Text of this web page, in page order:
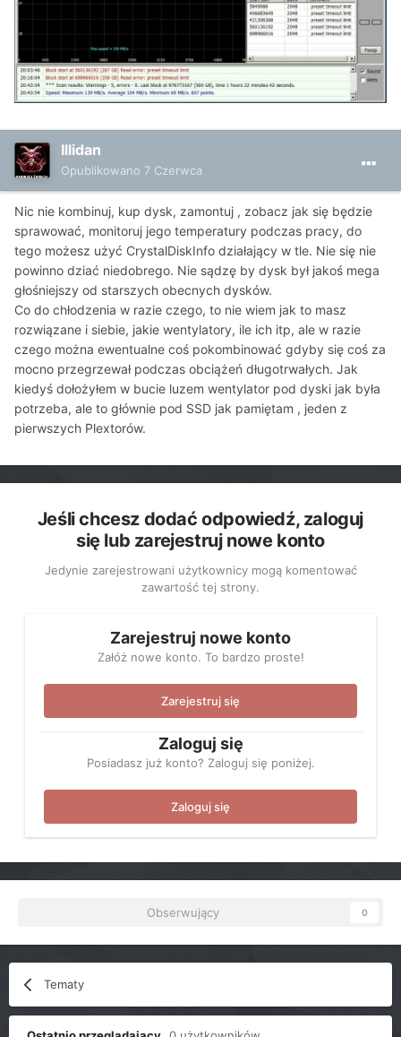
Illidan
Opublikowano 7 Czerwca
Nic nie kombinuj, kup dysk, zamontuj , zobacz jak się będzie
sprawować, monitoruj jego temperatury podczas pracy, do
tego możesz użyć CrystalDiskInfo działający w tle. Nie się nie
powinno dziać niedobrego. Nie sądzę by dysk był jakoś mega
głośniejszy od starszych obecnych dysków.
Co do chłodzenia w razie czego, to nie wiem jak to masz
rozwiązane i siebie, jakie wentylatory, ile ich itp, ale w razie
czego można ewentualne coś pokombinować gdyby się coś za
mocno przegrzewał podczas obciążeń długotrwałych. Jak
kiedyś dołożyłem w bucie luzem wentylator pod dyski jak była
potrzeba, ale to głównie pod SSD jak pamiętam , jeden z
pierwszych Plextorów.
Jeśli chcesz dodać odpowiedź, zaloguj
się lub zarejestruj nowe konto
Jedynie zarejestrowani użytkownicy mogą komentować
zawartość tej strony.
Zarejestruj nowe konto
Załóż nowe konto. To bardzo proste!
Zarejestruj się
Zaloguj się
Posiadasz już konto? Zaloguj się poniżej.
Zaloguj się
Obserwujący 0
Tematy